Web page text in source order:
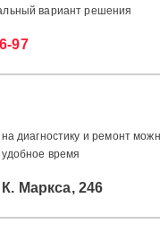
вариант решения
97
диагностику и ремонт
время
Маркса, 246